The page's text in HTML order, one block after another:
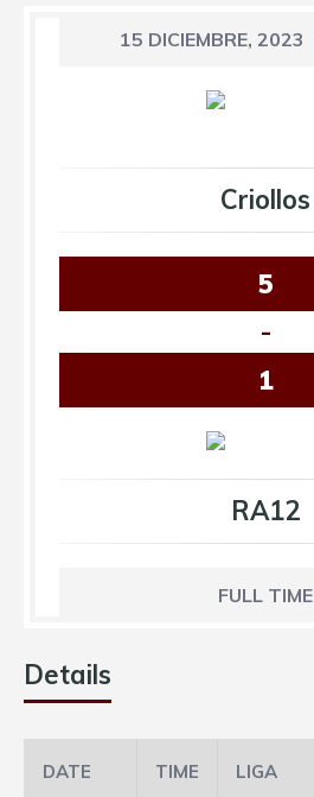
15 DICIEMBRE, 2023
Criollos
5
-
1
RA12
FULL TIME
Details
DATE TIME LIGA